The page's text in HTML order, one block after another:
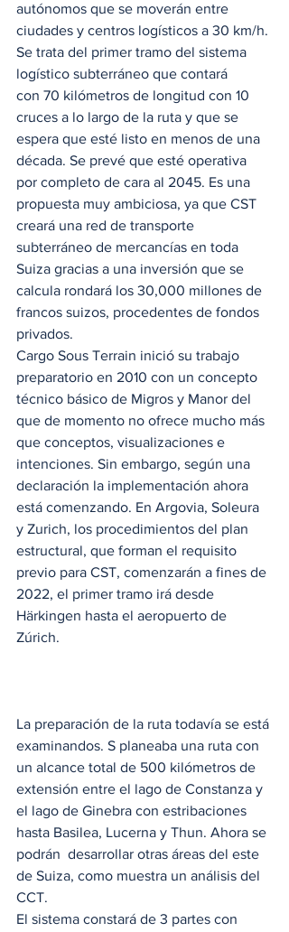
autónomos que se moverán entre
ciudades y centros logísticos a 30 km/h.
Se trata del primer tramo del sistema
logístico subterráneo que contará
con 70 kilómetros de longitud con 10
cruces a lo largo de la ruta y que se
espera que esté listo en menos de una
década. Se prevé que esté operativa
por completo de cara al 2045. Es una
propuesta muy ambiciosa, ya que CST
creará una red de transporte
subterráneo de mercancías en toda
Suiza gracias a una inversión que se
calcula rondará los 30,000 millones de
francos suizos, procedentes de fondos
privados.
Cargo Sous Terrain inició su trabajo
preparatorio en 2010 con un concepto
técnico básico de Migros y Manor del
que de momento no ofrece mucho más
que conceptos, visualizaciones e
intenciones. Sin embargo, según una
declaración la implementación ahora
está comenzando. En Argovia, Soleura
y Zurich, los procedimientos del plan
estructural, que forman el requisito
previo para CST, comenzarán a fines de
2022, el primer tramo irá desde
Härkingen hasta el aeropuerto de
Zúrich.
La preparación de la ruta todavía se está
examinandos. S planeaba una ruta con
un alcance total de 500 kilómetros de
extensión entre el lago de Constanza y
el lago de Ginebra con estribaciones
hasta Basilea, Lucerna y Thun. Ahora se
podrán  desarrollar otras áreas del este
de Suiza, como muestra un análisis del
CCT.
El sistema constará de 3 partes con